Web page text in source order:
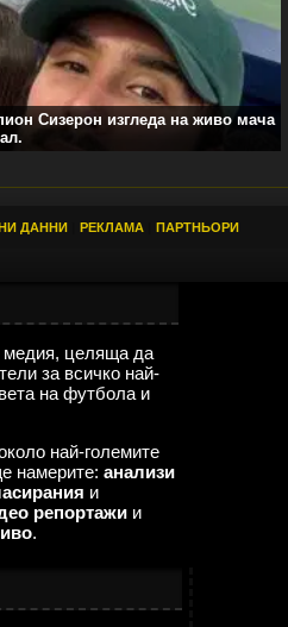
Сизерон изгледа на живо мача
ДАННИ РЕКЛАМА ПАРТНЬОРИ
медия, целяща да
за всичко най-
на футбола и
най-големите
намерите: анализи
и
репортажи и
.